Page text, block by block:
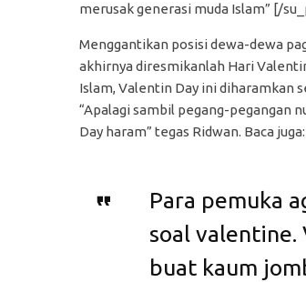
merusak generasi muda Islam” [/
Menggantikan posisi dewa-dewa
akhirnya diresmikanlah Hari
Islam, Valentin Day ini diharamkan
“Apalagi sambil pegang-pegangan
Day haram” tegas Ridwan. Baca juga:
Para pemuka
soal valentine.
buat kaum